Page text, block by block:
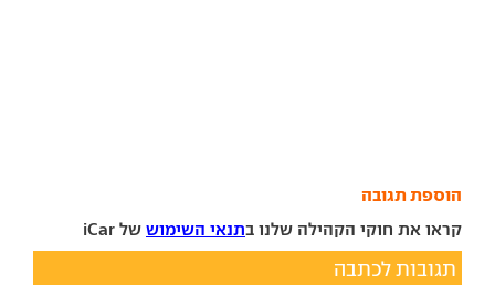
הוספת תגובה
קראו את חוקי הקהילה שלנו בתנאי השימוש של iCar
תגובות לכתבה